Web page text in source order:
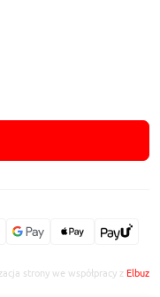
strony we współpracy z Elbuz